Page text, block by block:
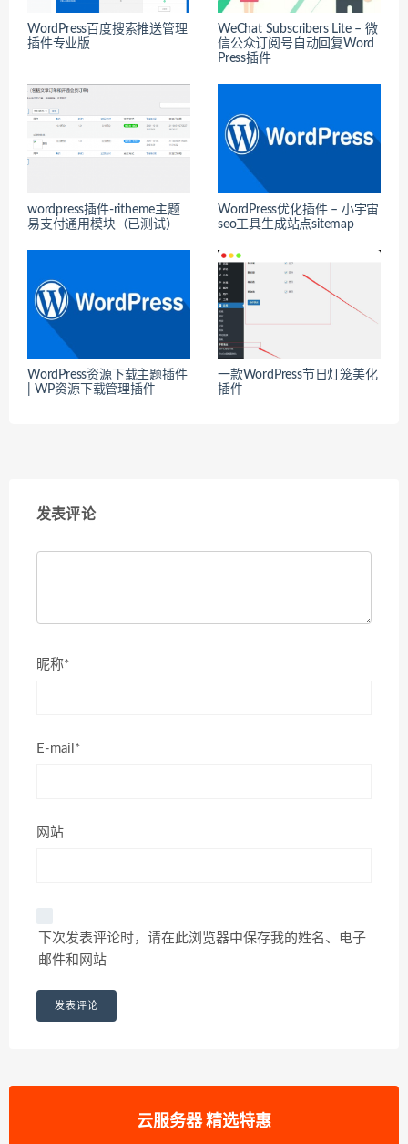
WordPress百度搜索推送管理
插件专业版
WeChat Subscribers Lite – 微
信公众订阅号自动回复Word
Press插件
wordpress插件-ritheme主题
易支付通用模块（已测试）
WordPress优化插件 – 小宇宙
seo工具生成站点sitemap
WordPress资源下载主题插件
| WP资源下载管理插件
一款WordPress节日灯笼美化
插件
发表评论
昵称*
E-mail*
网站
下次发表评论时，请在此浏览器中保存我的姓名、电子
邮件和网站
云服务器 精选特惠